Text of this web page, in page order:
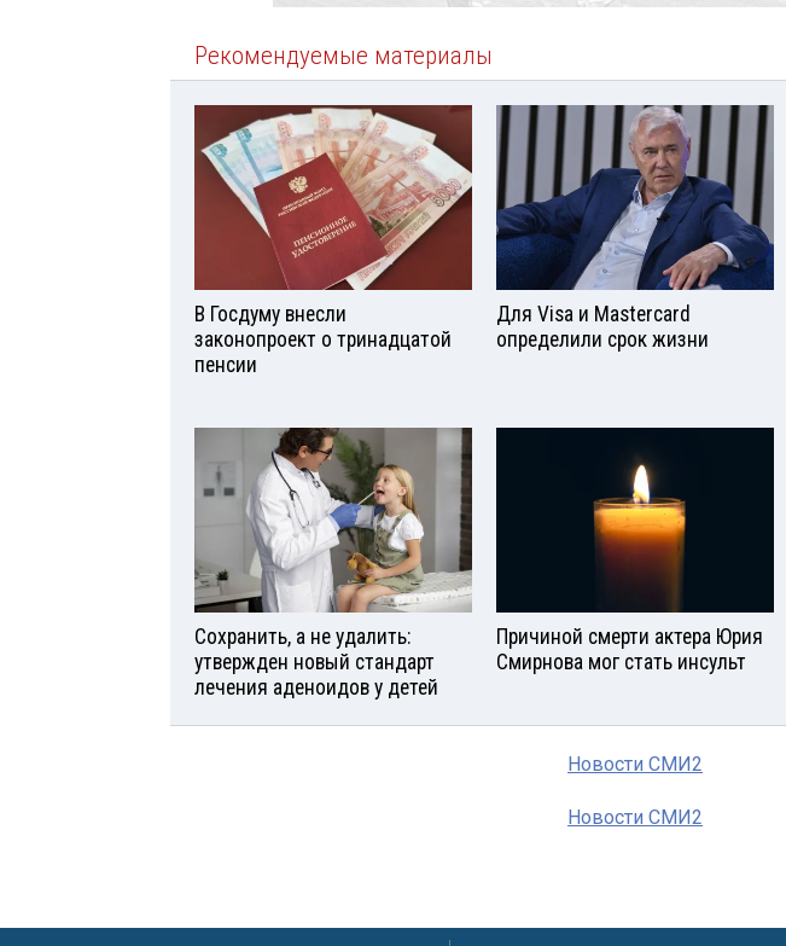
Рекомендуемые материалы
В Госдуму внесли
законопроект о тринадцатой
пенсии
Для Visа и Mastercard
определили срок жизни
Сохранить, а не удалить:
утвержден новый стандарт
лечения аденоидов у детей
Причиной смерти актера Юрия
Смирнова мог стать инсульт
Новости СМИ2
Новости СМИ2